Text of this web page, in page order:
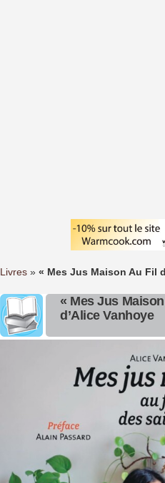
Livres » « Mes Jus Maison Au Fil
« Mes Jus
d’Alice Vanhoye